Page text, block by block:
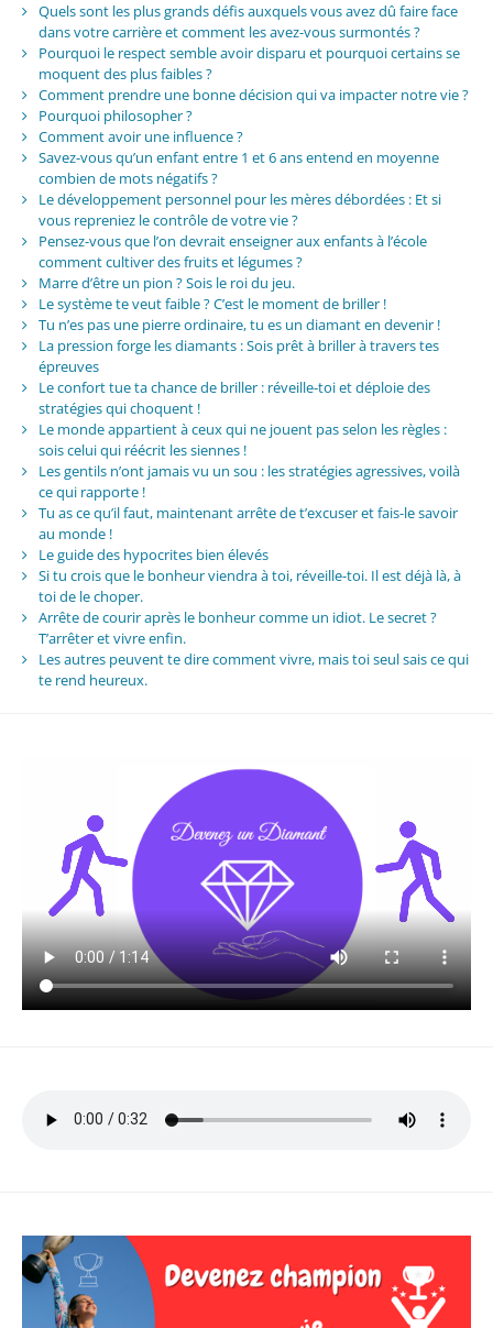
Quels sont les plus grands défis auxquels vous avez dû faire face
dans votre carrière et comment les avez-vous surmontés ?
Pourquoi le respect semble avoir disparu et pourquoi certains se
moquent des plus faibles ?
Comment prendre une bonne décision qui va impacter notre vie ?
Pourquoi philosopher ?
Comment avoir une influence ?
Savez-vous qu’un enfant entre 1 et 6 ans entend en moyenne
combien de mots négatifs ?
Le développement personnel pour les mères débordées : Et si
vous repreniez le contrôle de votre vie ?
Pensez-vous que l’on devrait enseigner aux enfants à l’école
comment cultiver des fruits et légumes ?
Marre d’être un pion ? Sois le roi du jeu.
Le système te veut faible ? C’est le moment de briller !
Tu n’es pas une pierre ordinaire, tu es un diamant en devenir !
La pression forge les diamants : Sois prêt à briller à travers tes
épreuves
Le confort tue ta chance de briller : réveille-toi et déploie des
stratégies qui choquent !
Le monde appartient à ceux qui ne jouent pas selon les règles :
sois celui qui réécrit les siennes !
Les gentils n’ont jamais vu un sou : les stratégies agressives, voilà
ce qui rapporte !
Tu as ce qu’il faut, maintenant arrête de t’excuser et fais-le savoir
au monde !
Le guide des hypocrites bien élevés
Si tu crois que le bonheur viendra à toi, réveille-toi. Il est déjà là, à
toi de le choper.
Arrête de courir après le bonheur comme un idiot. Le secret ?
T’arrêter et vivre enfin.
Les autres peuvent te dire comment vivre, mais toi seul sais ce qui
te rend heureux.